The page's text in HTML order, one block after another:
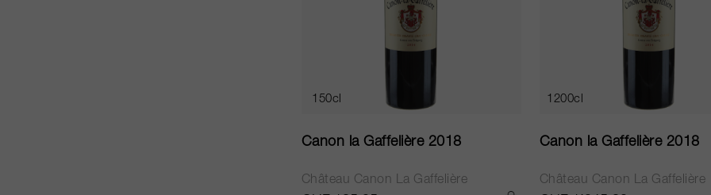
150cl
Canon la Gaffelière 2018
Château Canon La Gaffelière
1200cl
Canon la Gaffelière 2018
Château Canon La Gaffelière